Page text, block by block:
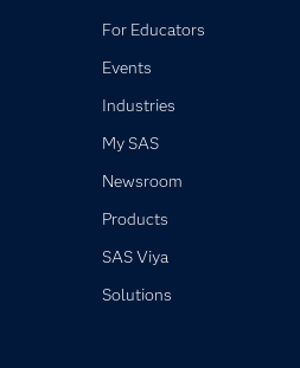
For Educators
Events
Industries
My SAS
Newsroom
Products
SAS Viya
Solutions